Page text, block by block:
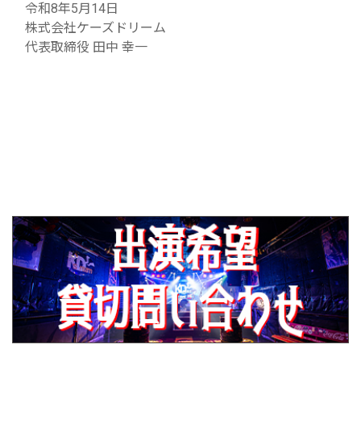
令和8年5月14日
株式会社ケーズドリーム
代表取締役 田中 幸一